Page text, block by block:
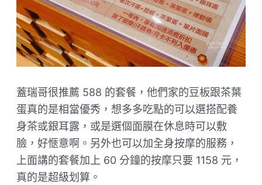
蓋瑞哥很推薦 588 的套餐，他們家的豆板跟茶葉
蛋真的是相當優秀，想多多吃點的可以選搭配養
身茶或銀耳露，或是選個面膜在休息時可以敷
臉，好愜意啊。另外也可以加全身按摩的服務，
上面講的套餐加上 60 分鐘的按摩只要 1158 元，
真的是超級划算。